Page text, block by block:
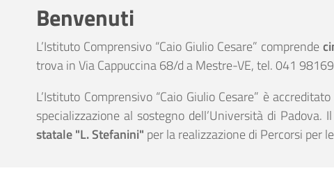
Benvenuti
L’Istituto Comprensivo “Caio Giulio Cesare” comprende
trova in Via Cappuccina 68/d a Mestre-VE, tel. 041
L’Istituto Comprensivo “Caio Giulio Cesare” è
specializzazione al sostegno dell’Università di
statale "L. Stefanini" per la realizzazione di Percorsi per